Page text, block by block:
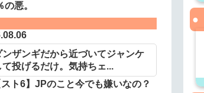
の悪。
ンザンギだから近づいてジャンケ
て投げるだけ。気持ちェ...
スト6】JPのこと今でも嫌いなの？